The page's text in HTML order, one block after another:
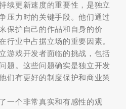
续更新速度的重要性，是独立
压力时的关键手段。他们通过
保护自己的作品和自身的价
行业中占据立场的重要因素。
游戏开发者面临的挑战，包括
题。这些问题确实是独立开发
们有更好的制度保护和商业策
一个非常真实和有感性的观